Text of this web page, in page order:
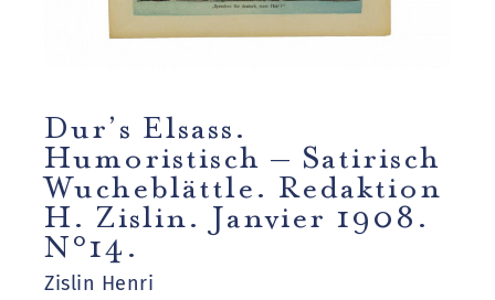
Dur’s Elsass.
Humoristisch – Satirisch
Wucheblättle. Redaktion
H. Zislin. Janvier 1908.
N°14.
Zislin Henri